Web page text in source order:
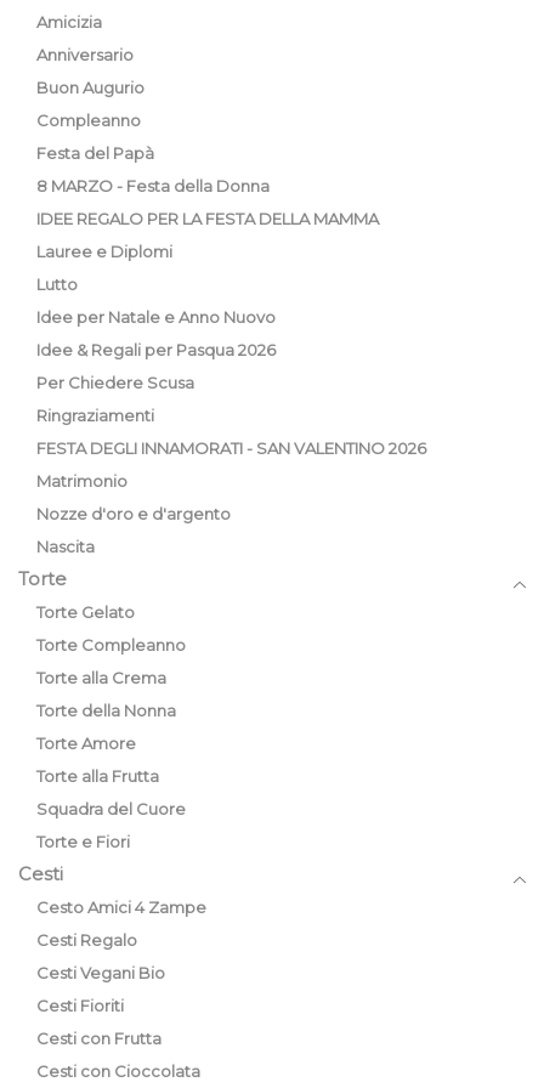
Amicizia
Anniversario
Buon Augurio
Compleanno
Festa del Papà
8 MARZO - Festa della Donna
IDEE REGALO PER LA FESTA DELLA MAMMA
Lauree e Diplomi
Lutto
Idee per Natale e Anno Nuovo
Idee & Regali per Pasqua 2026
Per Chiedere Scusa
Ringraziamenti
FESTA DEGLI INNAMORATI - SAN VALENTINO 2026
Matrimonio
Nozze d'oro e d'argento
Nascita
Torte
Torte Gelato
Torte Compleanno
Torte alla Crema
Torte della Nonna
Torte Amore
Torte alla Frutta
Squadra del Cuore
Torte e Fiori
Cesti
Cesto Amici 4 Zampe
Cesti Regalo
Cesti Vegani Bio
Cesti Fioriti
Cesti con Frutta
Cesti con Cioccolata